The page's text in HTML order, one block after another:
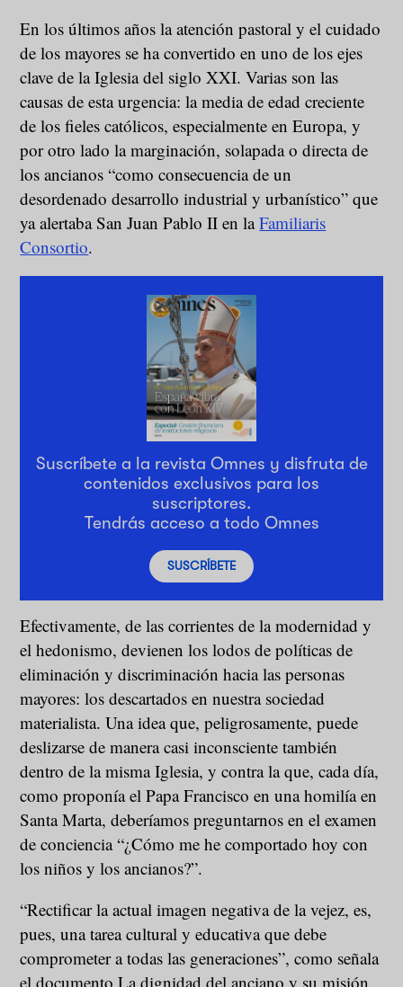
En los últimos años la atención pastoral y el cuidado
de los mayores se ha convertido en uno de los ejes
clave de la Iglesia del siglo XXI. Varias son las
causas de esta urgencia: la media de edad creciente
de los fieles católicos, especialmente en Europa, y
por otro lado la marginación, solapada o directa de
los ancianos “como consecuencia de un
desordenado desarrollo industrial y urbanístico” que
ya alertaba San Juan Pablo II en laFamiliaris
Consortio.
Suscríbete a la revista Omnes y disfruta de
contenidos exclusivos para los
suscriptores.
Tendrás acceso a todo Omnes
SUSCRÍBETE
Efectivamente, de las corrientes de la modernidad y
el hedonismo, devienen los lodos de políticas de
eliminación y discriminación hacia las personas
mayores: los descartados en nuestra sociedad
materialista. Una idea que, peligrosamente, puede
deslizarse de manera casi inconsciente también
dentro de la misma Iglesia, y contra la que, cada día,
como proponía el Papa Francisco en una homilía en
Santa Marta, deberíamos preguntarnos en el examen
de conciencia “¿Cómo me he comportado hoy con
los niños y los ancianos?”.
“Rectificar la actual imagen negativa de la vejez, es,
pues, una tarea cultural y educativa que debe
comprometer a todas las generaciones”, como señala
el documento La dignidad del anciano y su misión